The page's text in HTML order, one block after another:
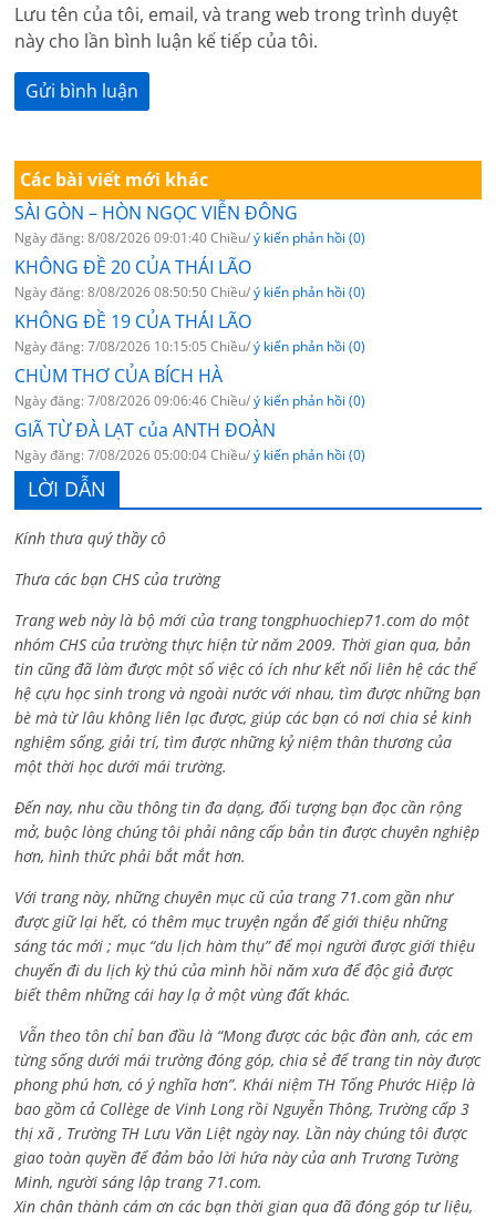
Lưu tên của tôi, email, và trang web trong trình duyệt
này cho lần bình luận kế tiếp của tôi.
Các bài viết mới khác
SÀI GÒN – HÒN NGỌC VIỄN ĐÔNG
Ngày đăng: 8/08/2026 09:01:40 Chiều/ý kiến phản hồi (0)
KHÔNG ĐỀ 20 CỦA THÁI LÃO
Ngày đăng: 8/08/2026 08:50:50 Chiều/ý kiến phản hồi (0)
KHÔNG ĐỀ 19 CỦA THÁI LÃO
Ngày đăng: 7/08/2026 10:15:05 Chiều/ý kiến phản hồi (0)
CHÙM THƠ CỦA BÍCH HÀ
Ngày đăng: 7/08/2026 09:06:46 Chiều/ý kiến phản hồi (0)
GIÃ TỪ ĐÀ LẠT của ANTH ĐOÀN
Ngày đăng: 7/08/2026 05:00:04 Chiều/ý kiến phản hồi (0)
LỜI DẪN
Kính thưa quý thầy cô
Thưa các bạn CHS của trường
Trang web này là bộ mới của trang tongphuochiep71.com do một
nhóm CHS của trường thực hiện từ năm 2009. Thời gian qua, bản
tin cũng đã làm được một số việc có ích như kết nối liên hệ các thế
hệ cựu học sinh trong và ngoài nước với nhau, tìm được những bạn
bè mà từ lâu không liên lạc được, giúp các bạn có nơi chia sẻ kinh
nghiệm sống, giải trí, tìm được những kỷ niệm thân thương của
một thời học dưới mái trường.
Đến nay, nhu cầu thông tin đa dạng, đối tượng bạn đọc cần rộng
mở, buộc lòng chúng tôi phải nâng cấp bản tin được chuyên nghiệp
hơn, hình thức phải bắt mắt hơn.
Với trang này, những chuyên mục cũ của trang 71.com gần như
được giữ lại hết, có thêm mục truyện ngắn để giới thiệu những
sáng tác mới ; mục “du lịch hàm thụ” để mọi người được giới thiệu
chuyến đi du lịch kỳ thú của mình hồi năm xưa để độc giả được
biết thêm những cái hay lạ ở một vùng đất khác.
Vẫn theo tôn chỉ ban đầu là “Mong được các bậc đàn anh, các em
từng sống dưới mái trường đóng góp, chia sẻ để trang tin này được
phong phú hơn, có ý nghĩa hơn”. Khái niệm TH Tống Phước Hiệp là
bao gồm cả Collège de Vinh Long rồi Nguyễn Thông, Trường cấp 3
thị xã , Trường TH Lưu Văn Liệt ngày nay. Lần này chúng tôi được
giao toàn quyền để đảm bảo lời hứa này của anh Trương Tường
Minh, người sáng lập trang 71.com.
Xin chân thành cám ơn các bạn thời gian qua đã đóng góp tư liệu,